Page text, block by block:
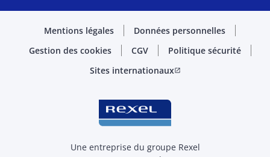
Mentions légales
Données personnelles
Gestion des cookies
CGV
Politique sécurité
Sites internationauxopen_in_new
Une entreprise du groupe Rexel